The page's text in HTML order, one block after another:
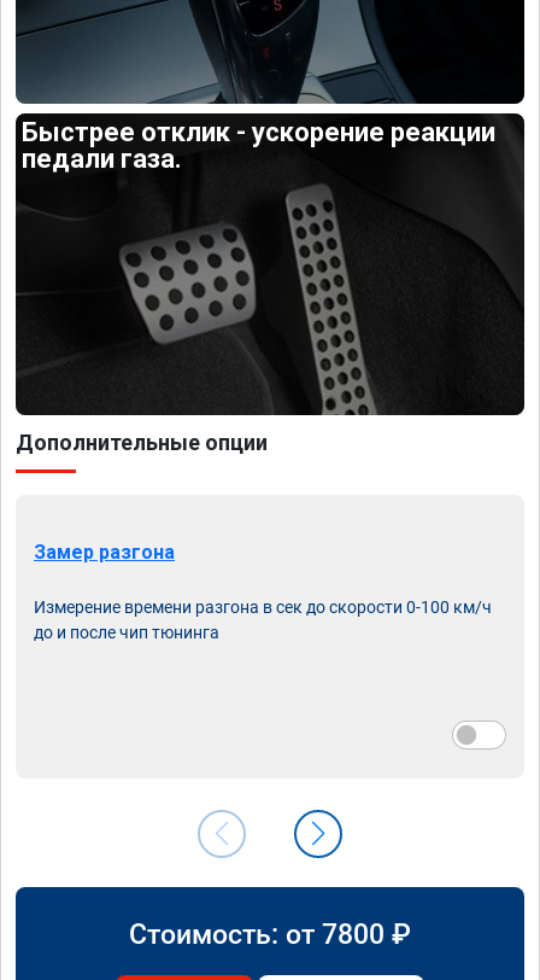
Быстрее отклик - ускорение реакции
педали газа.
Дополнительные опции
Замер разгона
Измерение времени разгона в сек до скорости 0-100 км/ч
до и после чип тюнинга
Стоимость: от 7800 ₽